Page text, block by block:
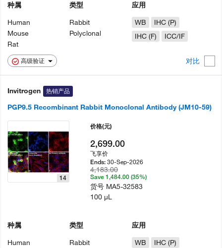
高级验证 对比
种属
Human
Mouse
Rat
类型
Rabbit
Polyclonal
应用
WB
IHC (P)
IHC (F)
ICC/IF
Invitrogen 热销产品
PGP9.5 Recombinant Rabbit Monoclonal Antibody (JM10-59)
14
种属
Human
类型
Rabbit
应用
WB
IHC (P)
价格(元)
2,699.00
飞享价
Ends:30-Sep-2026
4,183.00
Save 1,484.00 (35%)
货号 MA5-32583
100 µL